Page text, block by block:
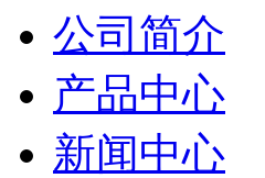
公司简介
产品中心
新闻中心